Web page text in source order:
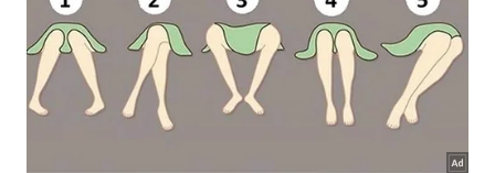
não deve virar desculpa para usar o mesmo
utensílio por tempo demais. Esponja com cheiro
forte, limo ou rasgos deve sair da cozinha
sem
demora.